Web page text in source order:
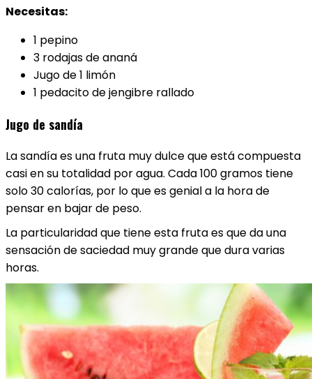
Necesitas:
1 pepino
3 rodajas de ananá
Jugo de 1 limón
1 pedacito de jengibre rallado
Jugo de sandía
La sandía es una fruta muy dulce que está compuesta
casi en su totalidad por agua. Cada 100 gramos tiene
solo 30 calorías, por lo que es genial a la hora de
pensar en bajar de peso.
La particularidad que tiene esta fruta es que da una
sensación de saciedad muy grande que dura varias
horas.